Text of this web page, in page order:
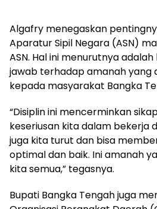
Algafry menegaskan
Aparatur Sipil Negara (ASN)
ASN. Hal ini menurutnya
jawab terhadap amanah yang
kepada masyarakat Bangka
“Disiplin ini mencerminkan
keseriusan kita dalam bekerja
juga kita turut dan bisa
optimal dan baik. Ini amanah
kita semua,” tegasnya.
Bupati Bangka Tengah juga